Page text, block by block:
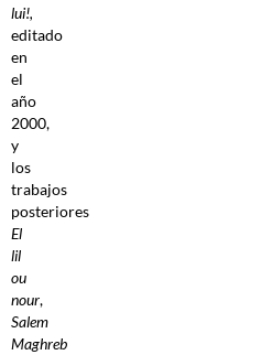
lui!,
editado
en
el
año
2000,
y
los
trabajos
posteriores
El
lil
ou
nour,
Salem
Maghreb